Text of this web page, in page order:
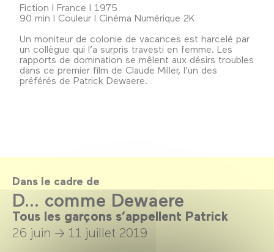
Fiction l France l 1975
90 min l Couleur l Cinéma Numérique 2K
Un moniteur de colonie de vacances est harcelé par
un collègue qui l’a surpris travesti en femme. Les
rapports de domination se mêlent aux désirs troubles
dans ce premier film de Claude Miller, l’un des
préférés de Patrick Dewaere.
Dans le cadre de
D... comme Dewaere
Tous les garçons s’appellent Patrick
26 juin → 11 juillet 2019